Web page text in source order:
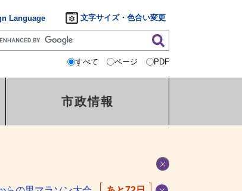
Language 文字サイズ・色合い変更
すべて ページ PDF
市政情報